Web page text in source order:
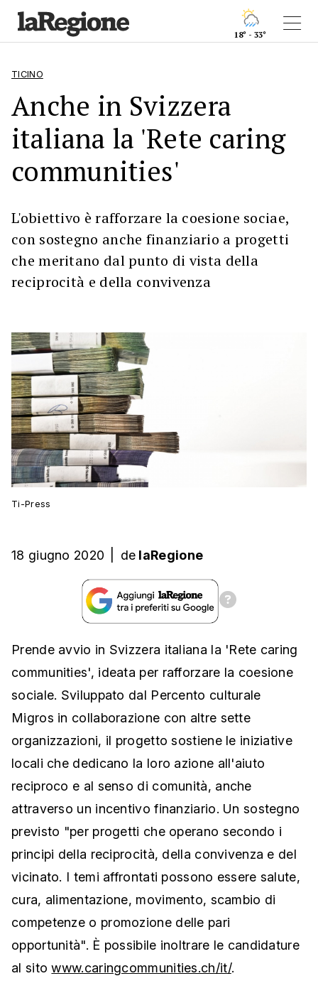
18° - 33°
TICINO
Anche in Svizzera
italiana la 'Rete caring
communities'
L'obiettivo è rafforzare la coesione sociae,
con sostegno anche finanziario a progetti
che meritano dal punto di vista della
reciprocità e della convivenza
Ti-Press
18 giugno 2020 de laRegione
Prende avvio in Svizzera italiana la 'Rete caring
communities', ideata per rafforzare la coesione
sociale. Sviluppato dal Percento culturale
Migros in collaborazione con altre sette
organizzazioni, il progetto sostiene le iniziative
locali che dedicano la loro azione all'aiuto
reciproco e al senso di comunità, anche
attraverso un incentivo finanziario. Un sostegno
previsto "per progetti che operano secondo i
principi della reciprocità, della convivenza e del
vicinato. I temi affrontati possono essere salute,
cura, alimentazione, movimento, scambio di
competenze o promozione delle pari
opportunità". È possibile inoltrare le candidature
al sitowww.caringcommunities.ch/it/.